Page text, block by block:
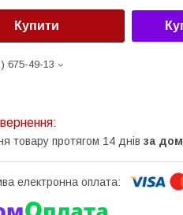
Купити
675-49-13
товару протягом 14 днів за